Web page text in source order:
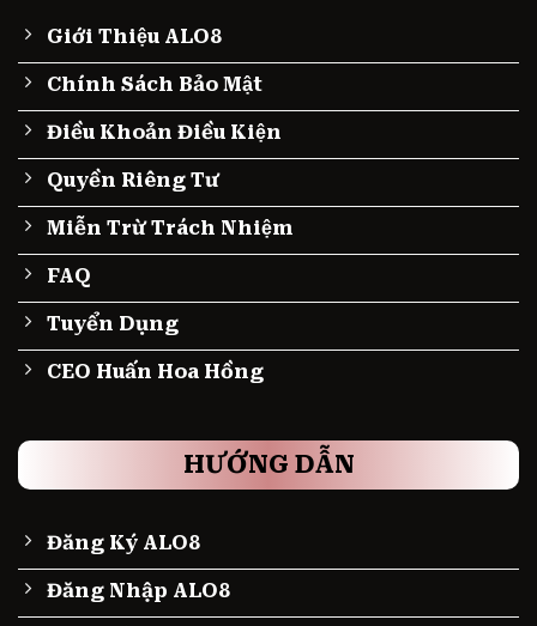
Giới Thiệu ALO8
Chính Sách Bảo Mật
Điều Khoản Điều Kiện
Quyền Riêng Tư
Miễn Trừ Trách Nhiệm
FAQ
Tuyển Dụng
CEO Huấn Hoa Hồng
HƯỚNG DẪN
Đăng Ký ALO8
Đăng Nhập ALO8